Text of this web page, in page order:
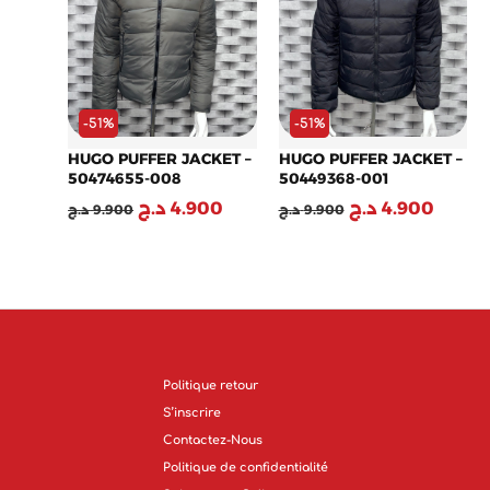
-51%
HUGO PUFFER JACKET –
50474655-008
9.900 د.ج 4.900 د.ج
-51%
HUGO PUFFER JACKET –
50449368-001
9.900 د.ج 4.900 د.ج
Politique retour
S’inscrire
Contactez-Nous
Politique de confidentialité